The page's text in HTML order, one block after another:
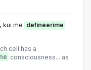
kui me defineerime
cell has a
consciousness... as